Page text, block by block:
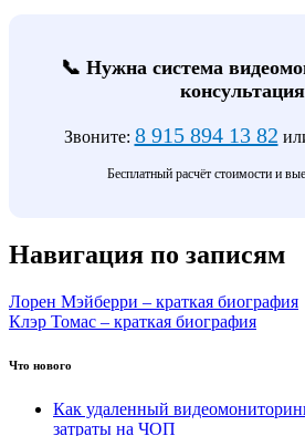
📞 Нужна система
Звоните: 8 915 894 13 82
Бесплатный расчёт стоимости и
Навигация по записям
Лорен Мэйберри – краткая биография
Клэр Томас – краткая биография
Что нового
Как удаленный
затраты на ЧОП